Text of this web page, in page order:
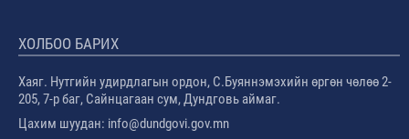
ХОЛБОО БАРИХ
Хаяг. Нутгийн удирдлагын ордон, С.Буяннэмэхийн өргөн чөлөө 2-
205, 7-р баг, Сайнцагаан сум, Дундговь аймаг.
Цахим шуудан: info@dundgovi.gov.mn